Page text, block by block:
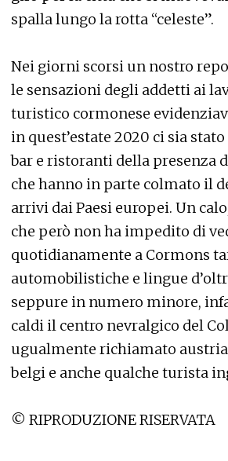
spalla lungo la rotta “celeste”.
Nei giorni scorsi un nostro
le sensazioni degli addetti ai
turistico cormonese
in quest’estate 2020 ci sia
bar e ristoranti della presenza
che hanno in parte colmato il
arrivi dai Paesi europei. Un
che però non ha impedito di
quotidianamente a Cormons
automobilistiche e lingue
seppure in numero minore,
caldi il centro nevralgico del
ugualmente richiamato
belgi e anche qualche turista
© RIPRODUZIONE RISERVATA